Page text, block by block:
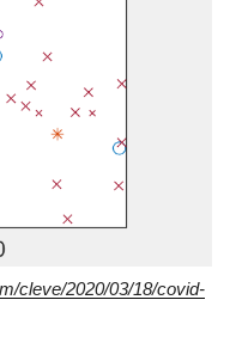
cleve/2020/03/18/covid-